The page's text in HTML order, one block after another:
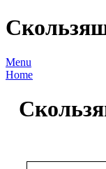
Menu
Home